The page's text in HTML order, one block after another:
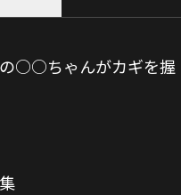
の○○ちゃんがカギを握